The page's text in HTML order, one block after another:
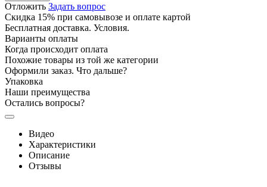
Отложить Задать вопрос
Скидка 15% при самовывозе и оплате картой
Бесплатная доставка. Условия.
Варианты оплаты
Когда происходит оплата
Похожие товары из той же категории
Оформили заказ. Что дальше?
Упаковка
Наши преимущества
Остались вопросы?
Видео
Характеристики
Описание
Отзывы